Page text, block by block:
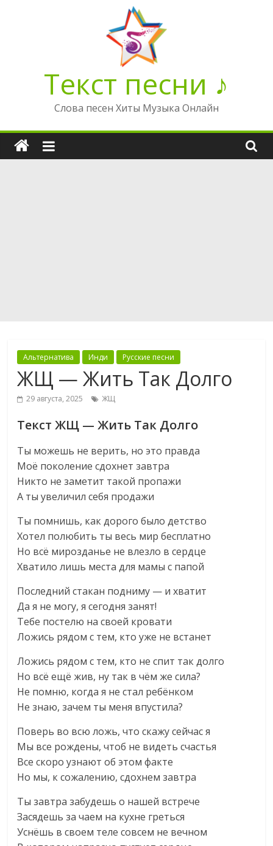
Текст песни ♪
Слова песен Хиты Музыка Онлайн
Альтернатива Инди Русские песни
ЖЩ — Жить Так Долго
29 августа, 2025 ЖЩ
Текст ЖЩ — Жить Так Долго
Ты можешь не верить, но это правда
Моё поколение сдохнет завтра
Никто не заметит такой пропажи
А ты увеличил себя продажи
Ты помнишь, как дорого было детство
Хотел полюбить ты весь мир бесплатно
Но всё мирозданье не влезло в сердце
Хватило лишь места для мамы с папой
Последний стакан подниму — и хватит
Да я не могу, я сегодня занят!
Тебе постелю на своей кровати
Ложись рядом с тем, кто уже не встанет
Ложись рядом с тем, кто не спит так долго
Но всё ещё жив, ну так в чём же сила?
Не помню, когда я не стал ребёнком
Не знаю, зачем ты меня впустила?
Поверь во всю ложь, что скажу сейчас я
Мы все рождены, чтоб не видеть счастья
Все скоро узнают об этом факте
Но мы, к сожалению, сдохнем завтра
Ты завтра забудешь о нашей встрече
Засядешь за чаем на кухне греться
Уснёшь в своем теле совсем не вечном